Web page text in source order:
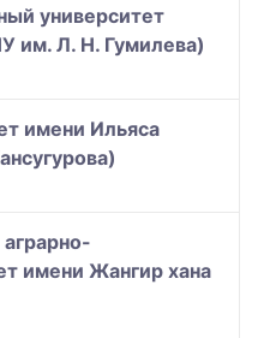
университет
им. Л. Н. Гумилева)
имени Ильяса
имени Жангир хана